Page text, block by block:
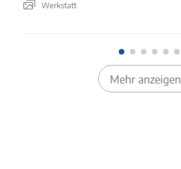
Werkstatt
Mehr anzeigen